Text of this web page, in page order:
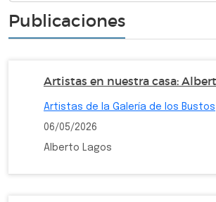
Publicaciones
Artistas en nuestra casa:
Artistas de la Galería de los Bustos
06/05/2026
Alberto Lagos